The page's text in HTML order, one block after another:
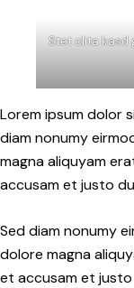
Stet clita kasd
Lorem ipsum dolor
diam nonumy
magna aliquyam
accusam et justo
Sed diam nonumy
dolore magna
et accusam et